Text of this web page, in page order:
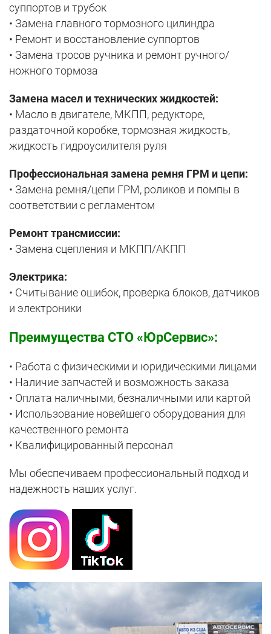
суппортов и трубок
• Замена главного тормозного цилиндра
• Ремонт и восстановление суппортов
• Замена тросов ручника и ремонт ручного/
ножного тормоза
Замена масел и технических жидкостей:
• Масло в двигателе, МКПП, редукторе,
раздаточной коробке, тормозная жидкость,
жидкость гидроусилителя руля
Профессиональная замена ремня ГРМ и цепи:
• Замена ремня/цепи ГРМ, роликов и помпы в
соответствии с регламентом
Ремонт трансмиссии:
• Замена сцепления и МКПП/АКПП
Электрика:
• Считывание ошибок, проверка блоков, датчиков
и электроники
Преимущества СТО «ЮрСервис»:
• Работа с физическими и юридическими лицами
• Наличие запчастей и возможность заказа
• Оплата наличными, безналичными или картой
• Использование новейшего оборудования для
качественного ремонта
• Квалифицированный персонал
Мы обеспечиваем профессиональный подход и
надежность наших услуг.